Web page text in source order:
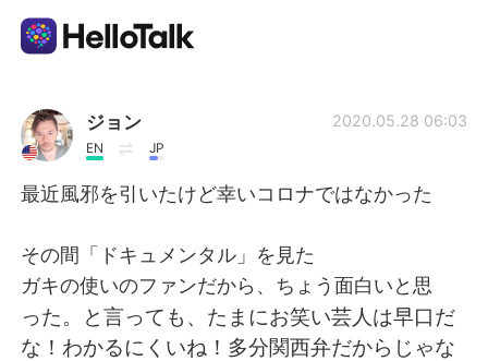
App di scambio linguistico
AI Grammar Checker
English 简体中文
ジョン
EN JP
2020.05.28 06:03
最近風邪を引いたけど幸いコロナではなかった
その間「ドキュメンタル」を見た
ガキの使いのファンだから、ちょう面白いと思
った。と言っても、たまにお笑い芸人は早口だ
な！わかるにくいね！多分関西弁だからじゃな